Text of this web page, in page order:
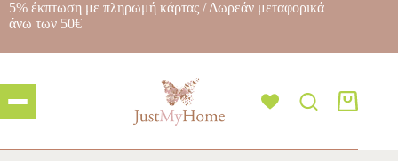
5% έκπτωση με πληρωμή κάρτας / Δωρεάν μεταφορικά
άνω των 50€